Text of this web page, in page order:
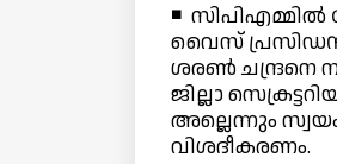
◾
വൈസ്
ശരണ്‍ ചന്ദ്രനെ
ജില്ലാ
അല്ലെന്നും
വിശദീകരണം.